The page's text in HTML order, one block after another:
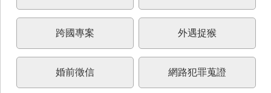
跨國專案 外遇捉猴
婚前徵信 網路犯罪蒐證